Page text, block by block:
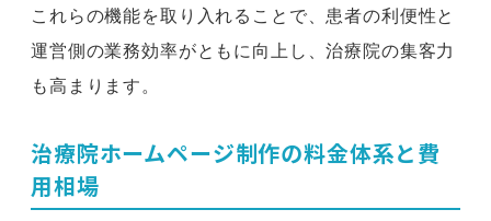
これらの機能を取り入れることで、患者の利便性と
運営側の業務効率がともに向上し、治療院の集客力
も高まります。
治療院ホームページ制作の料金体系と費
用相場